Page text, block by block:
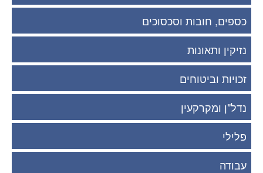
כספים, חובות וסכסוכים
נזיקין ותאונות
זכויות וביטוחים
נדל"ן ומקרקעין
פלילי
עבודה